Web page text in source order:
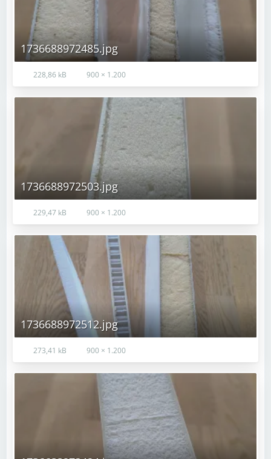
1736688972485.jpg
228,86 kB 900 × 1.200
1736688972503.jpg
229,47 kB 900 × 1.200
1736688972512.jpg
273,41 kB 900 × 1.200